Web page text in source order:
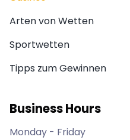
Arten von Wetten
Sportwetten
Tipps zum Gewinnen
Business Hours
Monday - Friday